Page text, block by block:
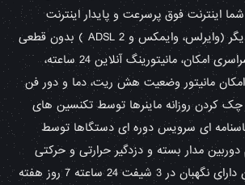
اینترنت فوق پرسرعت و پایدار اینترنت
پشتیبان از ISP های دیگر (وایرلس، وایمکس و ADSL 2 ) بدون قطعی
مگر در مواقع قطعی سراسری امکان، مانیتورینگ آنلاین 24 ساعته،
امکان مانیتور وضعیت هش ریت، دما و دور فن
چک کردن روزانه ماینرها توسط تکنسین های
ای سرویس دوره ای دستگاها توسط
مدار بسته و دزدگیر حرارتی و حرکتی
بیمه آتش سوزی مکان دارای نگهبان در 3 شیفت 24 ساعته 7 روز هفته